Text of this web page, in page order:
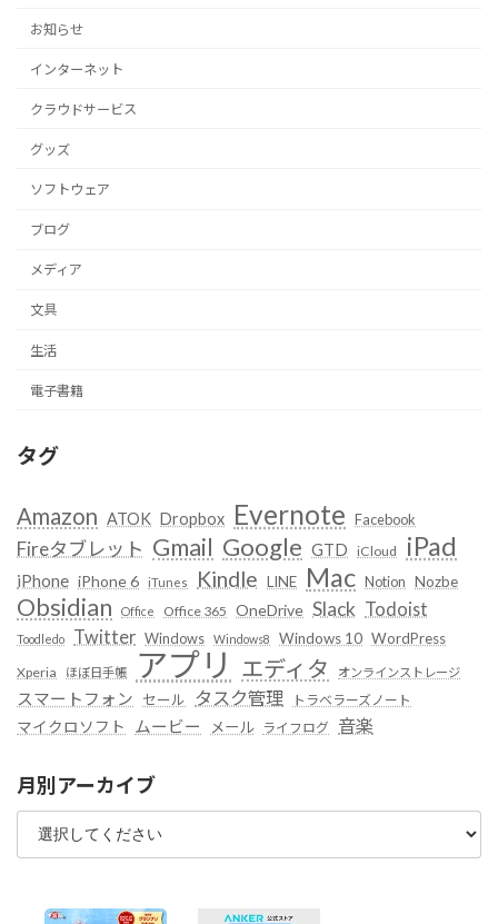
お知らせ
インターネット
クラウドサービス
グッズ
ソフトウェア
ブログ
メディア
文具
生活
電子書籍
タグ
Amazon ATOK Dropbox Evernote Facebook
Fireタブレット Gmail Google GTD iCloud iPad
iPhone iPhone 6 iTunes Kindle LINE Mac Notion Nozbe
Obsidian Office Office 365 OneDrive Slack Todoist
Toodledo Twitter Windows Windows8 Windows 10 WordPress
Xperia ほぼ日手帳 アプリ エディタ オンラインストレージ
スマートフォン セール タスク管理 トラベラーズノート
マイクロソフト ムービー メール ライフログ 音楽
月別アーカイブ